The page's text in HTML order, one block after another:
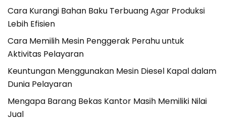
Cara Kurangi Bahan Baku Terbuang Agar Produksi
Lebih Efisien
Cara Memilih Mesin Penggerak Perahu untuk
Aktivitas Pelayaran
Keuntungan Menggunakan Mesin Diesel Kapal dalam
Dunia Pelayaran
Mengapa Barang Bekas Kantor Masih Memiliki Nilai
Jual